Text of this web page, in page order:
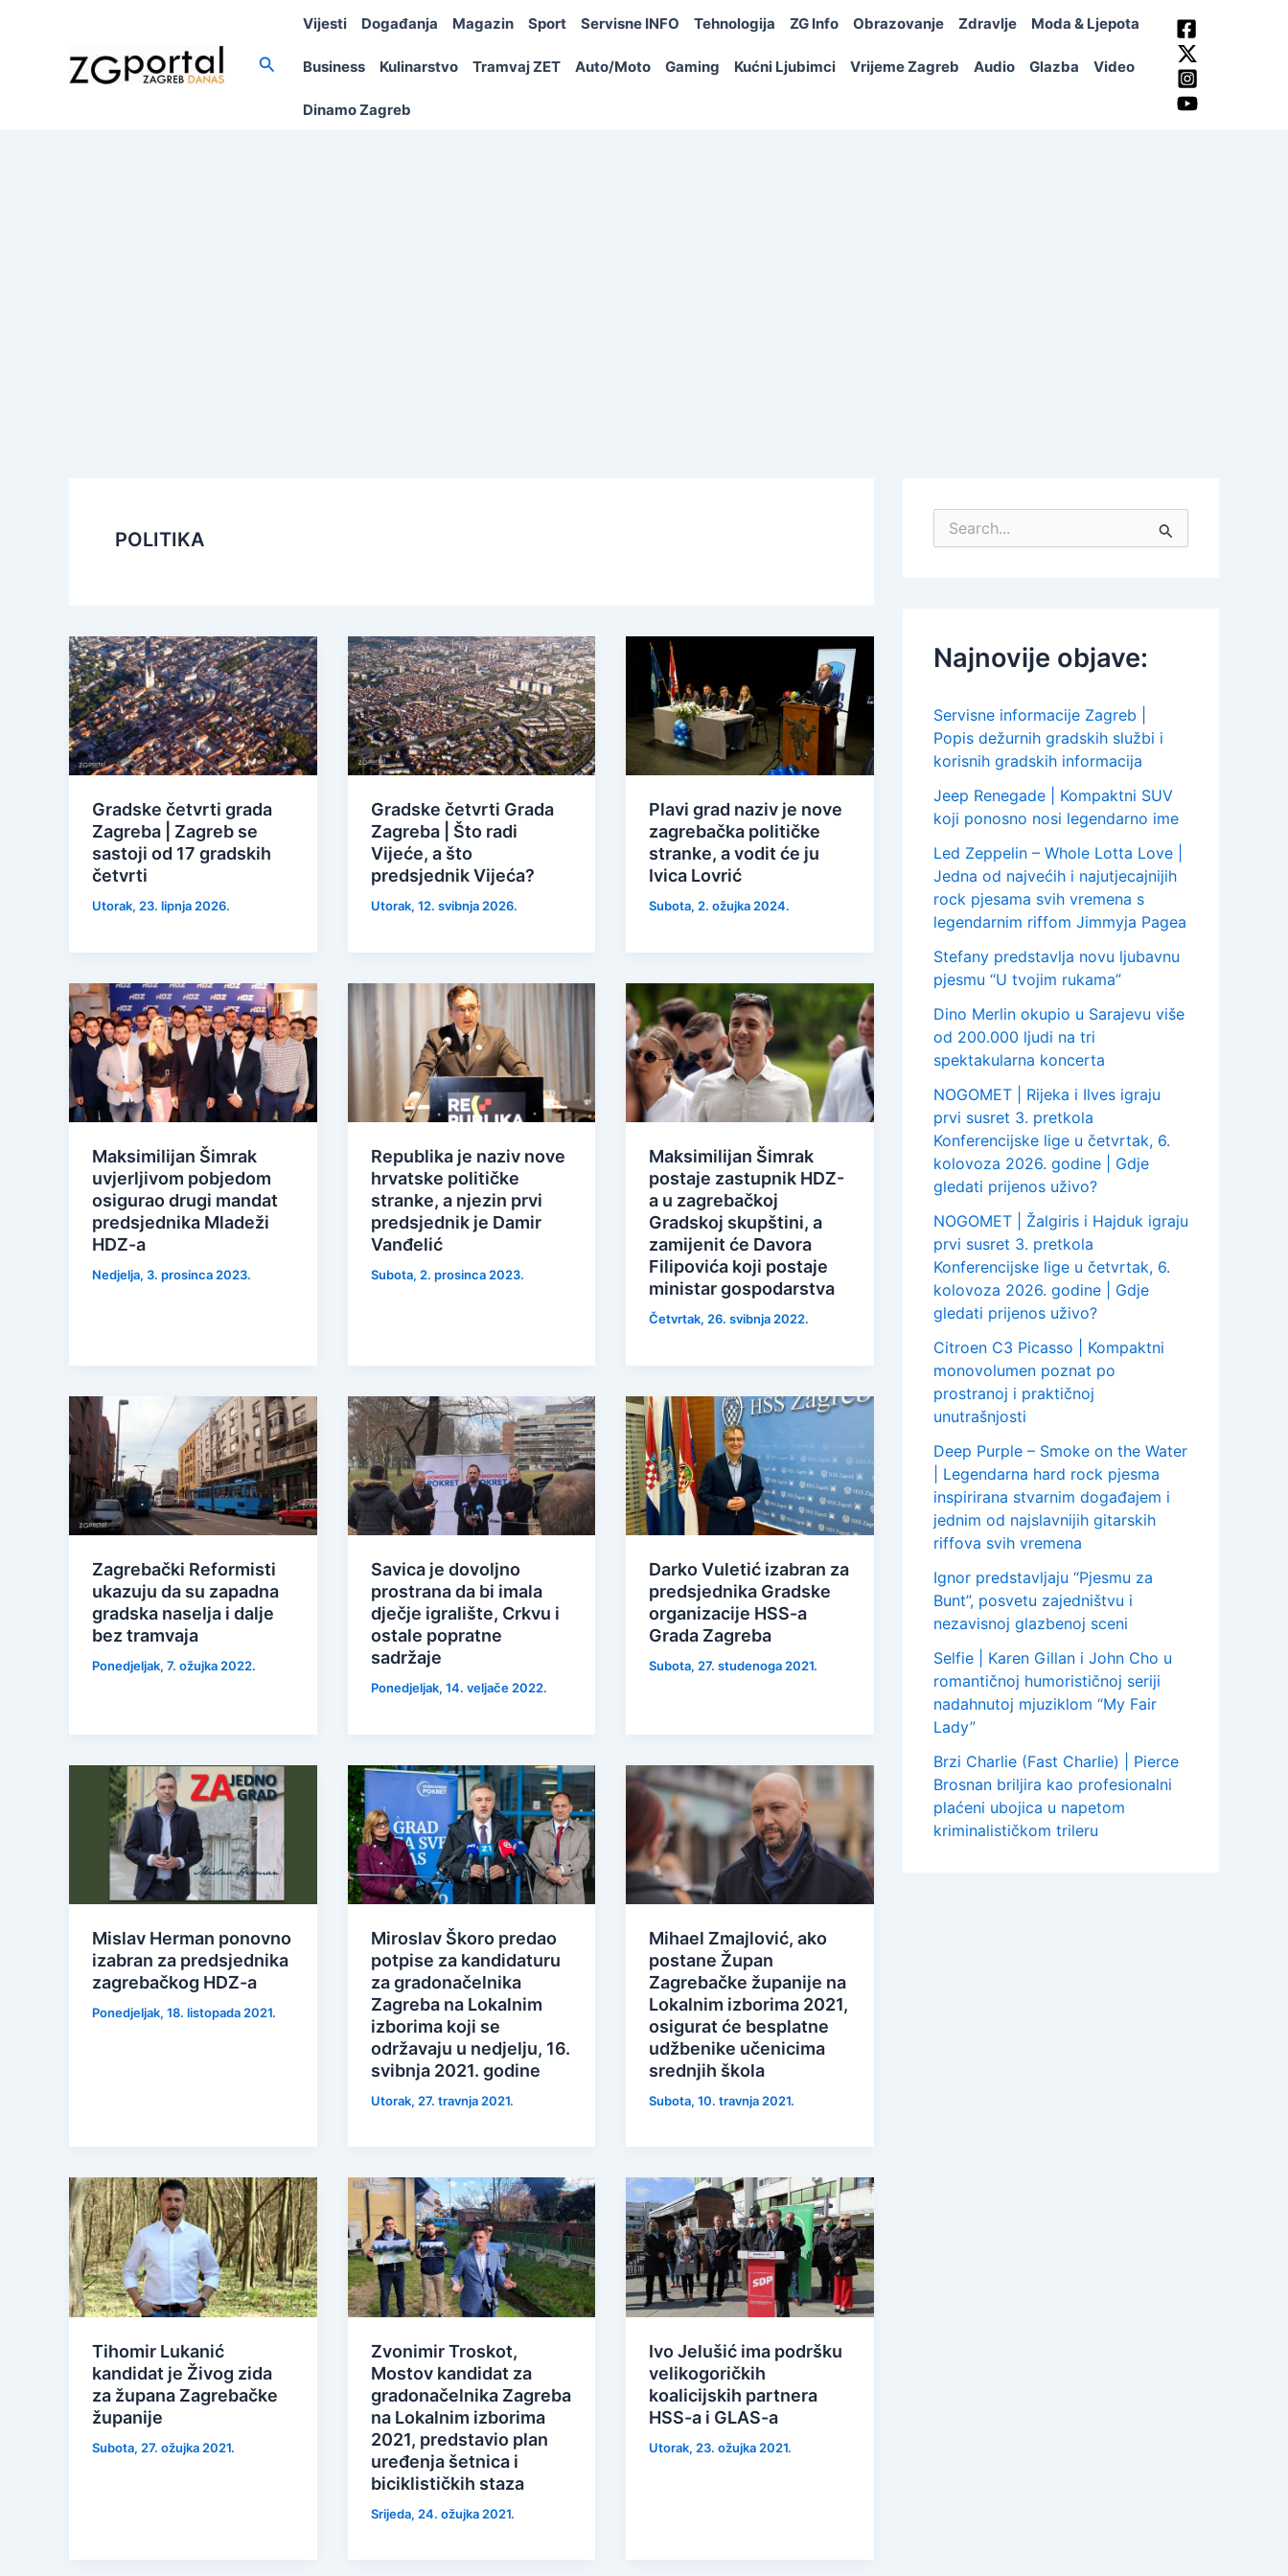
Search
Vijesti Događanja Magazin Sport Servisne INFO Tehnologija ZG Info Obrazovanje Zdravlje Moda & Ljepota
Business Kulinarstvo Tramvaj ZET Auto/Moto Gaming Kućni Ljubimci Vrijeme Zagreb Audio Glazba Video
Dinamo Zagreb
POLITIKA
Gradske četvrti grada
Zagreba | Zagreb se
sastoji od 17 gradskih
četvrti
Utorak, 23. lipnja 2026.
Gradske četvrti Grada
Zagreba | Što radi
Vijeće, a što
predsjednik Vijeća?
Utorak, 12. svibnja 2026.
Plavi grad naziv je nove
zagrebačka političke
stranke, a vodit će ju
Ivica Lovrić
Subota, 2. ožujka 2024.
Maksimilijan Šimrak
uvjerljivom pobjedom
osigurao drugi mandat
predsjednika Mladeži
HDZ-a
Nedjelja, 3. prosinca 2023.
Republika je naziv nove
hrvatske političke
stranke, a njezin prvi
predsjednik je Damir
Vanđelić
Subota, 2. prosinca 2023.
Maksimilijan Šimrak
postaje zastupnik HDZ-
a u zagrebačkoj
Gradskoj skupštini, a
zamijenit će Davora
Filipovića koji postaje
ministar gospodarstva
Četvrtak, 26. svibnja 2022.
Zagrebački Reformisti
ukazuju da su zapadna
gradska naselja i dalje
bez tramvaja
Ponedjeljak, 7. ožujka 2022.
Savica je dovoljno
prostrana da bi imala
dječje igralište, Crkvu i
ostale popratne
sadržaje
Ponedjeljak, 14. veljače 2022.
Darko Vuletić izabran za
predsjednika Gradske
organizacije HSS-a
Grada Zagreba
Subota, 27. studenoga 2021.
Mislav Herman ponovno
izabran za predsjednika
zagrebačkog HDZ-a
Ponedjeljak, 18. listopada 2021.
Miroslav Škoro predao
potpise za kandidaturu
za gradonačelnika
Zagreba na Lokalnim
izborima koji se
održavaju u nedjelju, 16.
svibnja 2021. godine
Utorak, 27. travnja 2021.
Mihael Zmajlović, ako
postane Župan
Zagrebačke županije na
Lokalnim izborima 2021,
osigurat će besplatne
udžbenike učenicima
srednjih škola
Subota, 10. travnja 2021.
Tihomir Lukanić
kandidat je Živog zida
za župana Zagrebačke
županije
Subota, 27. ožujka 2021.
Zvonimir Troskot,
Mostov kandidat za
gradonačelnika Zagreba
na Lokalnim izborima
2021, predstavio plan
uređenja šetnica i
biciklističkih staza
Srijeda, 24. ožujka 2021.
Ivo Jelušić ima podršku
velikogoričkih
koalicijskih partnera
HSS-a i GLAS-a
Utorak, 23. ožujka 2021.
o
rNajnovije objave:
Servisne informacije Zagreb |
Popis dežurnih gradskih službi i
korisnih gradskih informacija
Jeep Renegade | Kompaktni SUV
koji ponosno nosi legendarno ime
Led Zeppelin – Whole Lotta Love |
Jedna od najvećih i najutjecajnijih
rock pjesama svih vremena s
legendarnim riffom Jimmyja Pagea
Stefany predstavlja novu ljubavnu
pjesmu “U tvojim rukama”
Dino Merlin okupio u Sarajevu više
od 200.000 ljudi na tri
spektakularna koncerta
NOGOMET | Rijeka i Ilves igraju
prvi susret 3. pretkola
Konferencijske lige u četvrtak, 6.
kolovoza 2026. godine | Gdje
gledati prijenos uživo?
NOGOMET | Žalgiris i Hajduk igraju
prvi susret 3. pretkola
Konferencijske lige u četvrtak, 6.
kolovoza 2026. godine | Gdje
gledati prijenos uživo?
Citroen C3 Picasso | Kompaktni
monovolumen poznat po
prostranoj i praktičnoj
unutrašnjosti
Deep Purple – Smoke on the Water
| Legendarna hard rock pjesma
inspirirana stvarnim događajem i
jednim od najslavnijih gitarskih
riffova svih vremena
Ignor predstavljaju “Pjesmu za
Bunt”, posvetu zajedništvu i
nezavisnoj glazbenoj sceni
Selfie | Karen Gillan i John Cho u
romantičnoj humorističnoj seriji
nadahnutoj mjuziklom “My Fair
Lady”
Brzi Charlie (Fast Charlie) | Pierce
Brosnan briljira kao profesionalni
plaćeni ubojica u napetom
kriminalističkom trileru